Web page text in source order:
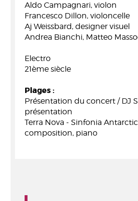
Aldo Campagnari, violon
Francesco Dillon, violoncelle
Aj Weissbard, designer visuel
Andrea Bianchi, Matteo
Electro
21ème siècle
Plages :
Présentation du concert / DJ
présentation
Terra Nova - Sinfonia
composition, piano